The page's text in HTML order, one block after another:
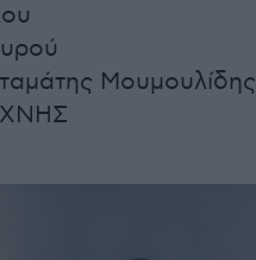
Μουμουλίδης